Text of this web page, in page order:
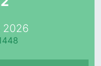
2026
ve Fikstür